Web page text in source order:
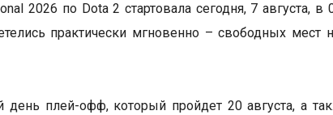
2026 по Dota 2 стартовала сегодня, 7 августа,
практически мгновенно – свободных мест
плей-офф, который пройдет 20 августа, а